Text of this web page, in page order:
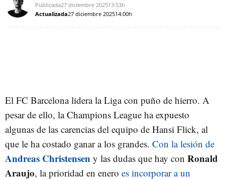
Publicada27 diciembre 202513:53h
Actualizada27 diciembre 202514:00h
El FC Barcelona lidera la Liga con puño de hierro. A
pesar de ello, la Champions League ha expuesto
algunas de las carencias del equipo de Hansi Flick, al
que le ha costado ganar a los grandes. Con la lesión de
Andreas Christensen y las dudas que hay con Ronald
Araujo, la prioridad en enero es incorporar a un